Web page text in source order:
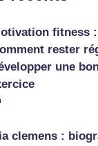
fitness :
rester
une
clemens :